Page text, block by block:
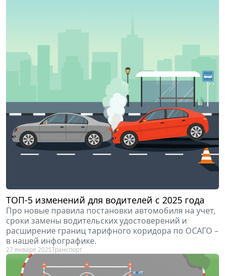
ТОП-5 изменений для водителей с 2025 года
Про новые правила постановки автомобиля на учет,
сроки замены водительских удостоверений и
расширение границ тарифного коридора по ОСАГО –
в нашей инфографике.
27 января 2025Транспорт